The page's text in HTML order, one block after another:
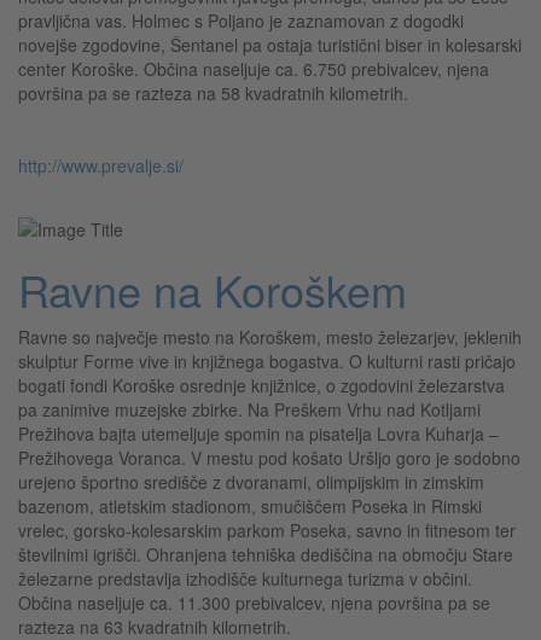
pravljična vas. Holmec s Poljano je zaznamovan z dogodki
novejše zgodovine, Šentanel pa ostaja turistični biser in kolesarski
center Koroške. Občina naseljuje ca. 6.750 prebivalcev, njena
površina pa se razteza na 58 kvadratnih kilometrih.
http://www.prevalje.si/
Ravne na Koroškem
Ravne so največje mesto na Koroškem, mesto železarjev, jeklenih
skulptur Forme vive in knjižnega bogastva. O kulturni rasti pričajo
bogati fondi Koroške osrednje knjižnice, o zgodovini železarstva
pa zanimive muzejske zbirke. Na Preškem Vrhu nad Kotljami
Prežihova bajta utemeljuje spomin na pisatelja Lovra Kuharja –
Prežihovega Voranca. V mestu pod košato Uršljo goro je sodobno
urejeno športno središče z dvoranami, olimpijskim in zimskim
bazenom, atletskim stadionom, smučiščem Poseka in Rimski
vrelec, gorsko-kolesarskim parkom Poseka, savno in fitnesom ter
številnimi igrišči. Ohranjena tehniška dediščina na območju Stare
železarne predstavlja izhodišče kulturnega turizma v občini.
Občina naseljuje ca. 11.300 prebivalcev, njena površina pa se
razteza na 63 kvadratnih kilometrih.